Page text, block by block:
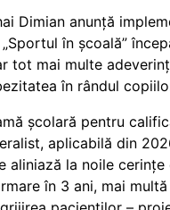
Dimian anunță
în școală”
tot mai multe
în rândul
școlară pentru
aplicabilă din
aliniază la noile cerințe
în 3 ani, mai